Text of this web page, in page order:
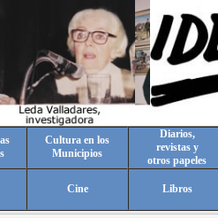
Cultura en los
Municipios
Diarios,
revistas y
otros papeles
Cine Libros